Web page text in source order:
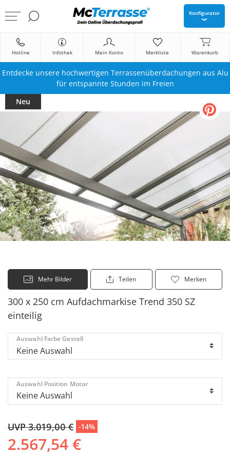
Konfigurator
Hotline Infothek Mein Konto Merkliste Warenkorb
Entdecke unsere hochwertigen Terrassenüberdachungen aus Alu
für entspannte Stunden im Freien
Neu
Mehr Bilder Teilen Merken
300 x 250 cm Aufdachmarkise Trend 350 SZ
einteilig
Auswahl Farbe Gestell
Auswahl Position Motor
UVP 3.019,00 € -14%
2.567,54 €